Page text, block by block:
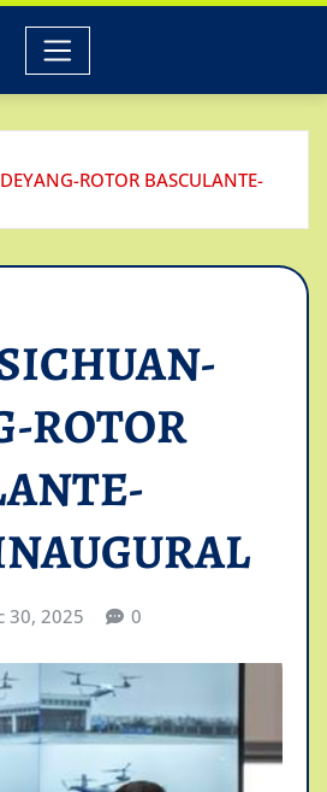
ROTOR BASCULANTE-
ROTOR
30, 2025 0